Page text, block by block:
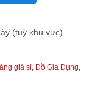
(tuỳ khu vực)
giá sỉ, Đồ Gia Dụng,